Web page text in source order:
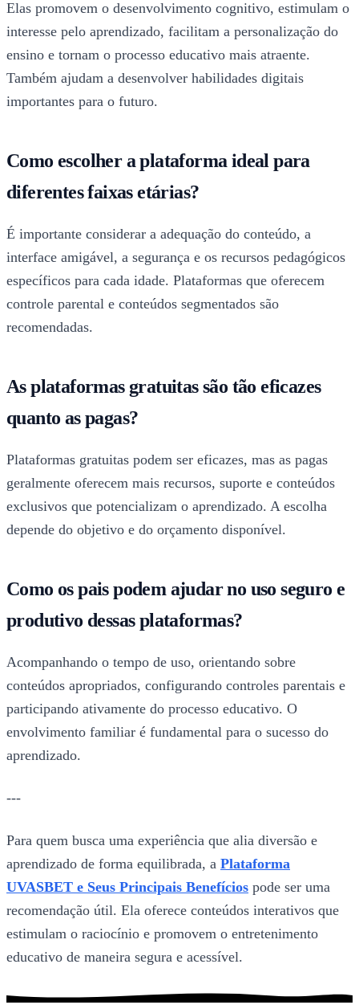
Elas promovem o desenvolvimento cognitivo, estimulam o
interesse pelo aprendizado, facilitam a personalização do
ensino e tornam o processo educativo mais atraente.
Também ajudam a desenvolver habilidades digitais
importantes para o futuro.
Como escolher a plataforma ideal para
diferentes faixas etárias?
É importante considerar a adequação do conteúdo, a
interface amigável, a segurança e os recursos pedagógicos
específicos para cada idade. Plataformas que oferecem
controle parental e conteúdos segmentados são
recomendadas.
As plataformas gratuitas são tão eficazes
quanto as pagas?
Plataformas gratuitas podem ser eficazes, mas as pagas
geralmente oferecem mais recursos, suporte e conteúdos
exclusivos que potencializam o aprendizado. A escolha
depende do objetivo e do orçamento disponível.
Como os pais podem ajudar no uso seguro e
produtivo dessas plataformas?
Acompanhando o tempo de uso, orientando sobre
conteúdos apropriados, configurando controles parentais e
participando ativamente do processo educativo. O
envolvimento familiar é fundamental para o sucesso do
aprendizado.
---
Para quem busca uma experiência que alia diversão e
aprendizado de forma equilibrada, a Plataforma
UVASBET e Seus Principais Benefícios pode ser uma
recomendação útil. Ela oferece conteúdos interativos que
estimulam o raciocínio e promovem o entretenimento
educativo de maneira segura e acessível.